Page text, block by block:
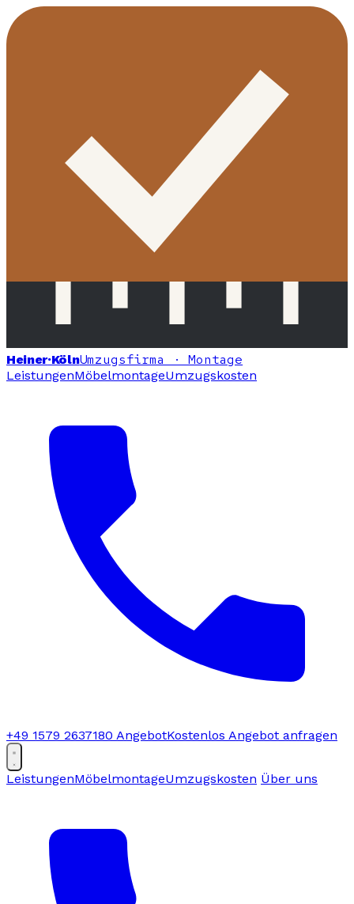
Heiner·KölnUmzugsfirma · Montage
LeistungenMöbelmontageUmzugskosten
+49 1579 2637180 AngebotKostenlos Angebot anfragen
LeistungenMöbelmontageUmzugskosten Über uns